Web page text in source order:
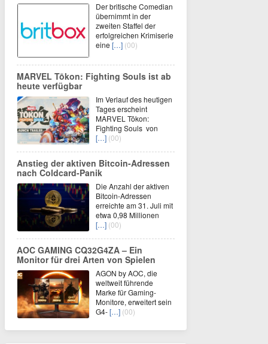
Der britische Comedian
übernimmt in der
zweiten Staffel der
erfolgreichen Krimiserie
eine […] (00)
MARVEL Tōkon: Fighting Souls ist ab
heute verfügbar
Im Verlauf des heutigen
Tages erscheint
MARVEL Tōkon:
Fighting Souls von
[…] (00)
Anstieg der aktiven Bitcoin-Adressen
nach Coldcard-Panik
Die Anzahl der aktiven
Bitcoin-Adressen
erreichte am 31. Juli mit
etwa 0,98 Millionen
[…] (00)
AOC GAMING CQ32G4ZA – Ein
Monitor für drei Arten von Spielen
AGON by AOC, die
weltweit führende
Marke für Gaming-
Monitore, erweitert sein
G4-[…] (00)